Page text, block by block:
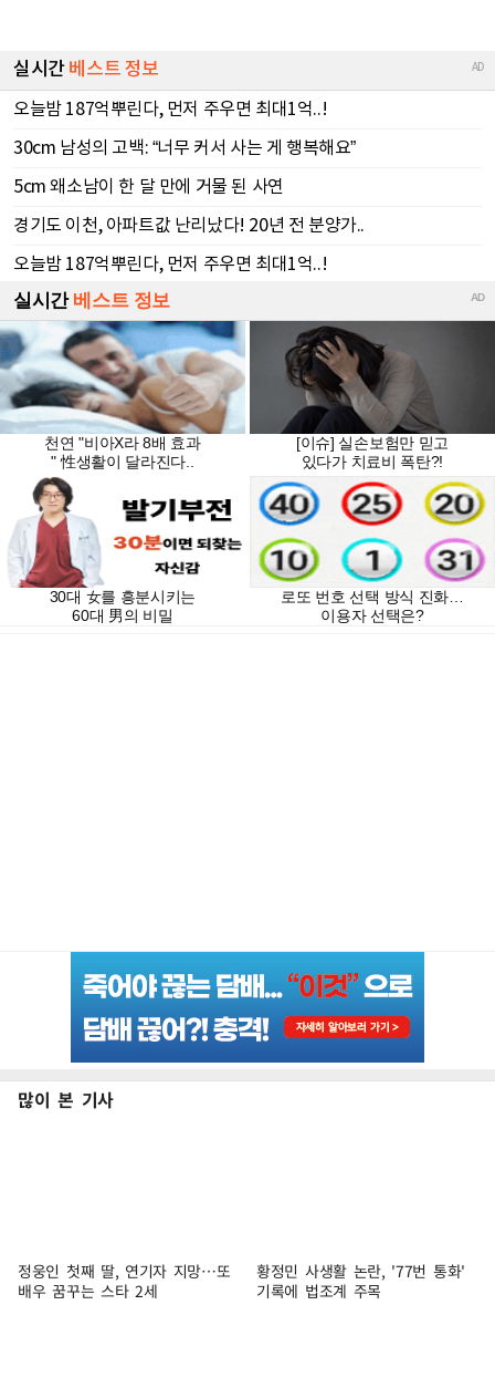
많이 본 기사
정웅인 첫째 딸, 연기자 지망…또
배우 꿈꾸는 스타 2세
황정민 사생활 논란, '77번 통화'
기록에 법조계 주목